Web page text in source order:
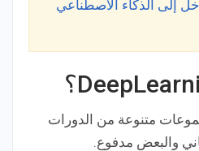
إلى الذكاء الاصطناعي
متنوعة من الدورات
والبعض مدفوع.